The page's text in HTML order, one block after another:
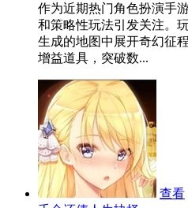
作为近期热门角色扮演手
和策略性玩法引发关注。
生成的地图中展开奇幻征
增益道具，突破数...
查看